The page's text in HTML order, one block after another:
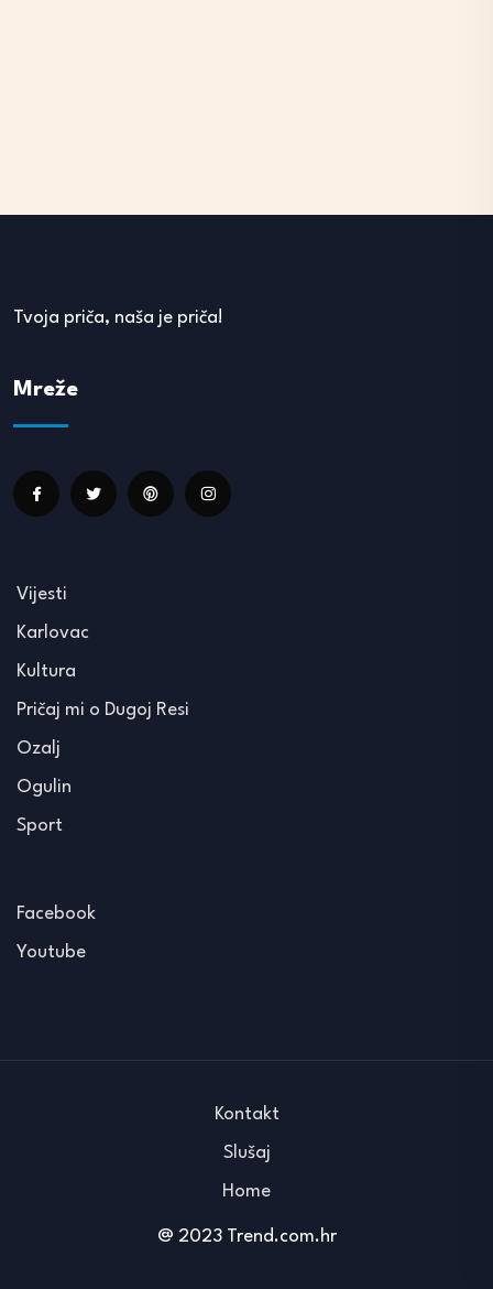
Tvoja priča, naša je priča!
Mreže
Vijesti
Karlovac
Kultura
Pričaj mi o Dugoj Resi
Ozalj
Ogulin
Sport
Facebook
Youtube
@ 2023 Trend.com.hr
Kontakt
Slušaj
Home